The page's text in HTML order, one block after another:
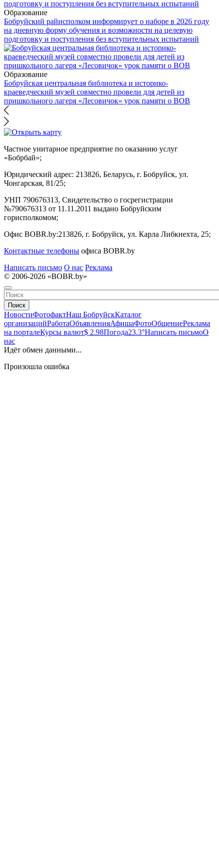
Образование
Бобруйский райисполком информирует о наборе в 2026 году
на дневную форму обучения и возможности на целевую
подготовку и поступления без вступительных испытаний
Образование
Бобруйская центральная библиотека и историко-
краеведческий музей совместно провели для детей из
пришкольного лагеря «Лесовичок» урок памяти о ВОВ
Частное унитарное предприятие по оказанию услуг
«Бобрбай»;
Юридический адрес: 213826, Беларусь, г. Бобруйск, ул.
Чонгарская, 81/25;
УНП 790676313, Свидетельство о госрегистрации
№790676313 от 11.11.2011 выдано Бобруйским
горисполкомом;
Офис BOBR.by:213826, г. Бобруйск, ул. Карла Либкнехта, 25;
Контактные телефоны офиса BOBR.by
Написать письмо О нас Реклама
© 2006-2026 «BOBR.by»
Поиск
НовостиФотофактНаш БобруйскКаталог
организацийРаботаОбъявленияАфишаФотоОбщениеРеклама
на порталеКурсы валют$ 2.98Погода23.3°Написать письмоО
нас
Идёт обмен данными...
Произошла ошибка